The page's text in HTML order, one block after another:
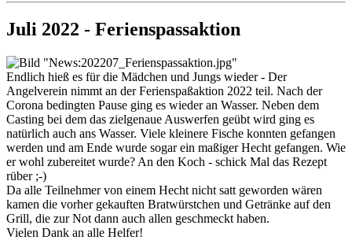
Juli 2022 - Ferienspassaktion
Endlich hieß es für die Mädchen und Jungs wieder - Der
Angelverein nimmt an der Ferienspaßaktion 2022 teil. Nach der
Corona bedingten Pause ging es wieder an Wasser. Neben dem
Casting bei dem das zielgenaue Auswerfen geübt wird ging es
natürlich auch ans Wasser. Viele kleinere Fische konnten gefangen
werden und am Ende wurde sogar ein maßiger Hecht gefangen. Wie
er wohl zubereitet wurde? An den Koch - schick Mal das Rezept
rüber ;-)
Da alle Teilnehmer von einem Hecht nicht satt geworden wären
kamen die vorher gekauften Bratwürstchen und Getränke auf den
Grill, die zur Not dann auch allen geschmeckt haben.
Vielen Dank an alle Helfer!